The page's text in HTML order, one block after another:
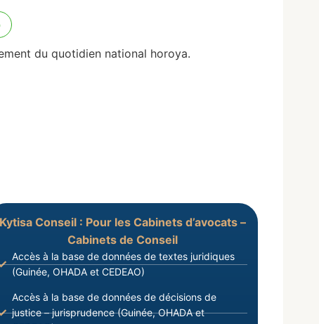
du quotidien national horoya.
Kytisa Conseil : Pour les Cabinets d’avocats –
Cabinets de Conseil
Accès à la base de données de textes juridiques
(Guinée, OHADA et CEDEAO)
Accès à la base de données de décisions de
justice – jurisprudence (Guinée, OHADA et